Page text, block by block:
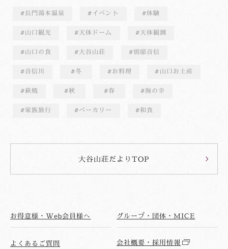
長門湯本温泉 イベント 体験
山口観光 天体ドーム 天体観測
山口の食 大谷山荘 別邸音信
音信川 冬 お料理 山口お土産
萩焼 秋 春 海の幸
家族旅行 ベーカリー 和食
大谷山荘だよりTOP
お得意様・Web会員様へ グループ・団体・MICE
よくあるご質問 会社概要・採用情報